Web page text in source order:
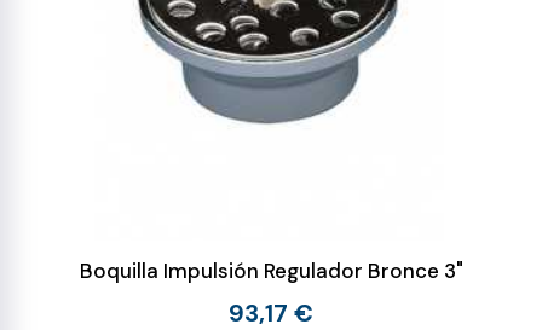
Boquilla Impulsión Regulador Bronce 3"
93,17 €